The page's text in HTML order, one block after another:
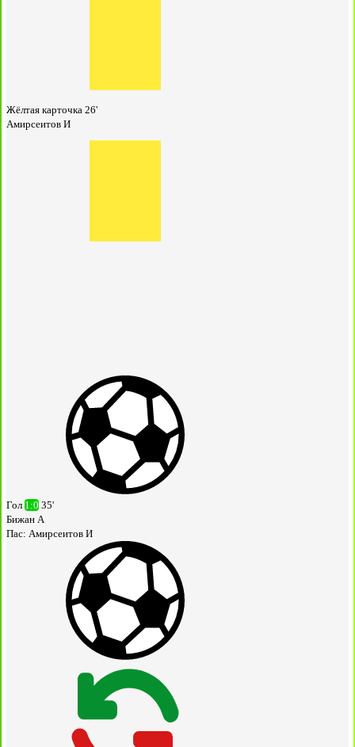
Жёлтая карточка 26'
Амирсеитов И
Гол 1:0 35'
Бижан А
Пас: Амирсеитов И